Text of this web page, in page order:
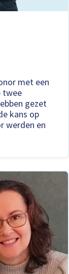
met een
twee
gezet
kans op
werden en